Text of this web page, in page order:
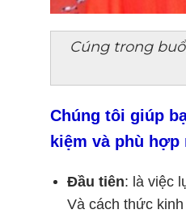
Cúng trong
Chúng tôi giúp
kiệm và phù hợp
Đầu tiên: là việc
Và cách thức